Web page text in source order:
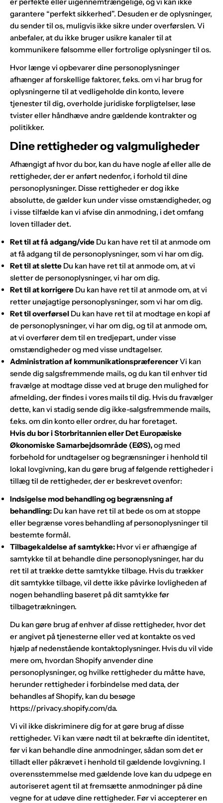
garantere “perfekt sikkerhed”. Desuden er de oplysninger,
du sender til os, muligvis ikke sikre under overførslen. Vi
anbefaler, at du ikke bruger usikre kanaler til at
kommunikere følsomme eller fortrolige oplysninger til os.
Hvor længe vi opbevarer dine personoplysninger
afhænger af forskellige faktorer, f.eks. om vi har brug for
oplysningerne til at vedligeholde din konto, levere
tjenester til dig, overholde juridiske forpligtelser, løse
tvister eller håndhæve andre gældende kontrakter og
politikker.
Dine rettigheder og valgmuligheder
Afhængigt af hvor du bor, kan du have nogle af eller alle de
rettigheder, der er anført nedenfor, i forhold til dine
personoplysninger. Disse rettigheder er dog ikke
absolutte, de gælder kun under visse omstændigheder, og
i visse tilfælde kan vi afvise din anmodning, i det omfang
loven tillader det.
Ret til at få adgang/vide Du kan have ret til at anmode om
at få adgang til de personoplysninger, som vi har om dig.
Ret til at slette Du kan have ret til at anmode om, at vi
sletter de personoplysninger, vi har om dig.
Ret til at korrigere Du kan have ret til at anmode om, at vi
retter unøjagtige personoplysninger, som vi har om dig.
Ret til overførsel Du kan have ret til at modtage en kopi af
de personoplysninger, vi har om dig, og til at anmode om,
at vi overfører dem til en tredjepart, under visse
omstændigheder og med visse undtagelser.
Administration af kommunikationspræferencerVi kan
sende dig salgsfremmende mails, og du kan til enhver tid
fravælge at modtage disse ved at bruge den mulighed for
afmelding, der findes i vores mails til dig. Hvis du fravælger
dette, kan vi stadig sende dig ikke-salgsfremmende mails,
f.eks. om din konto eller ordrer, du har foretaget.
Hvis du bor i Storbritannien eller Det Europæiske
Økonomiske Samarbejdsområde (EØS),og med
forbehold for undtagelser og begrænsninger i henhold til
lokal lovgivning, kan du gøre brug af følgende rettigheder i
tillæg til de rettigheder, der er beskrevet ovenfor:
Indsigelse mod behandling og begrænsning af
behandling: Du kan have ret til at bede os om at stoppe
eller begrænse vores behandling af personoplysninger til
bestemte formål.
Tilbagekaldelse af samtykke: Hvor vi er afhængige af
samtykke til at behandle dine personoplysninger, har du
ret til at trække dette samtykke tilbage. Hvis du trækker
dit samtykke tilbage, vil dette ikke påvirke lovligheden af
nogen behandling baseret på dit samtykke før
tilbagetrækningen.
Du kan gøre brug af enhver af disse rettigheder, hvor det
er angivet på tjenesterne eller ved at kontakte os ved
hjælp af nedenstående kontaktoplysninger. Hvis du vil vide
mere om, hvordan Shopify anvender dine
personoplysninger, og hvilke rettigheder du måtte have,
herunder rettigheder i forbindelse med data, der
behandles af Shopify, kan du besøge
https://privacy.shopify.com/da.
Vi vil ikke diskriminere dig for at gøre brug af disse
rettigheder. Vi kan være nødt til at bekræfte din identitet,
før vi kan behandle dine anmodninger, sådan som det er
tilladt eller påkrævet i henhold til gældende lovgivning. I
overensstemmelse med gældende love kan du udpege en
autoriseret agent til at fremsætte anmodninger på dine
vegne for at udøve dine rettigheder. Før vi accepterer en